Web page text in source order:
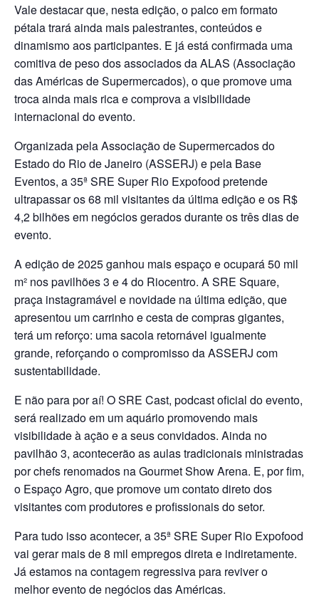
Vale destacar que, nesta edição, o palco em formato
pétala trará ainda mais palestrantes, conteúdos e
dinamismo aos participantes. E já está confirmada uma
comitiva de peso dos associados da ALAS (Associação
das Américas de Supermercados), o que promove uma
troca ainda mais rica e comprova a visibilidade
internacional do evento.
Organizada pela Associação de Supermercados do
Estado do Rio de Janeiro (ASSERJ) e pela Base
Eventos, a 35ª SRE Super Rio Expofood pretende
ultrapassar os 68 mil visitantes da última edição e os R$
4,2 bilhões em negócios gerados durante os três dias de
evento.
A edição de 2025 ganhou mais espaço e ocupará 50 mil
m² nos pavilhões 3 e 4 do Riocentro. A SRE Square,
praça instagramável e novidade na última edição, que
apresentou um carrinho e cesta de compras gigantes,
terá um reforço: uma sacola retornável igualmente
grande, reforçando o compromisso da ASSERJ com
sustentabilidade.
E não para por aí! O SRE Cast, podcast oficial do evento,
será realizado em um aquário promovendo mais
visibilidade à ação e a seus convidados. Ainda no
pavilhão 3, acontecerão as aulas tradicionais ministradas
por chefs renomados na Gourmet Show Arena. E, por fim,
o Espaço Agro, que promove um contato direto dos
visitantes com produtores e profissionais do setor.
Para tudo isso acontecer, a 35ª SRE Super Rio Expofood
vai gerar mais de 8 mil empregos direta e indiretamente.
Já estamos na contagem regressiva para reviver o
melhor evento de negócios das Américas.